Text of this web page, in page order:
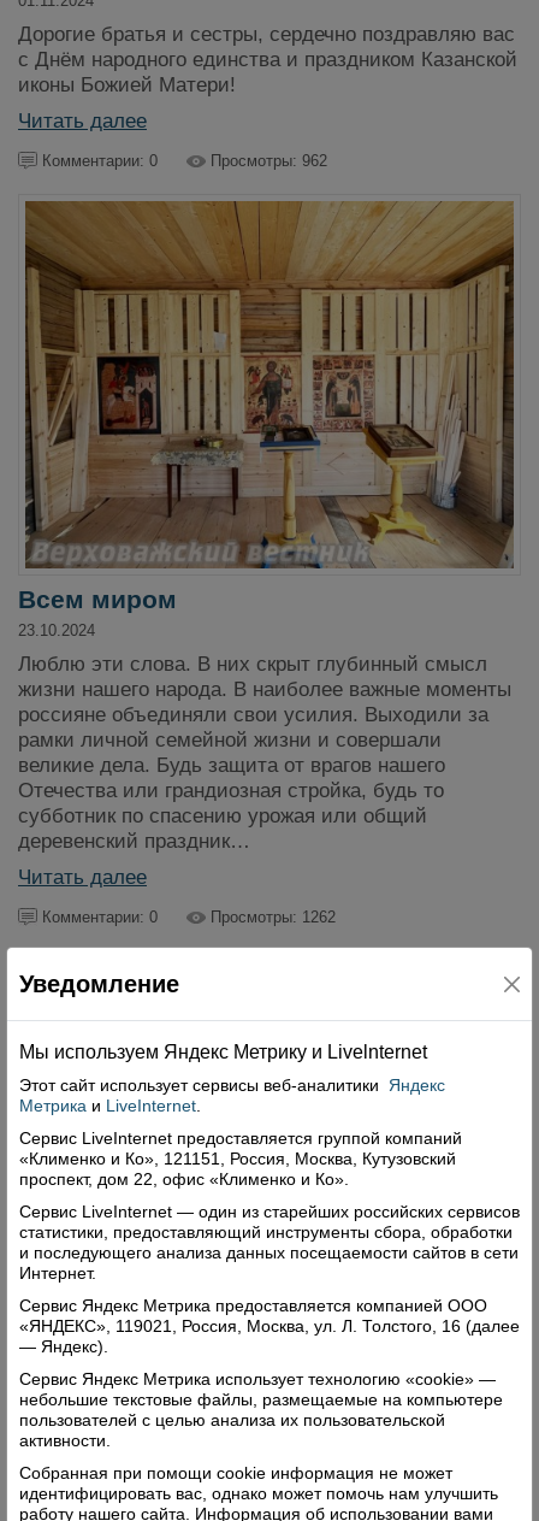
Дорогие братья и сестры, сердечно поздравляю вас
с Днём народного единства и праздником Казанской
иконы Божией Матери!
Читать далее
Комментарии: 0 Просмотры: 962
Всем миром
23.10.2024
Люблю эти слова. В них скрыт глубинный смысл
жизни нашего народа. В наиболее важные моменты
россияне объединяли свои усилия. Выходили за
рамки личной семейной жизни и совершали
великие дела. Будь защита от врагов нашего
Отечества или грандиозная стройка, будь то
субботник по спасению урожая или общий
деревенский праздник…
Читать далее
Комментарии: 0 Просмотры: 1262
Будет духовная жизнь, и всё
наладится
04.10.2024
Я была гостьей научно-краеведческой конференции
под названием «Мечта о новом мире, Новой
Деревне и новой России», которая проходила в
Верховажье в здании районной детской библиотеки.
Дмитриевичем Холоповым – философом, бывшим
военным, уроженцем нашего района. Участниками
Уведомление
Мы используем Яндекс Метрику и Livelnternet
Этот сайт использует сервисы веб-аналитики
Яндекс
Метрика и LiveInternet
Сервис LiveInternet предоставляется группой компаний
«Клименко и Ко», 121151, Россия, Москва, Кутузовский
проспект, дом 22, офис «Клименко и Ко».
Сервис LiveInternet — один из старейших российских сервисов
статистики, предоставляющий инструменты сбора, обработки
и последующего анализа данных посещаемости сайтов в сети
Интернет.
Сервис Яндекс Метрика предоставляется компанией ООО
«ЯНДЕКС», 119021, Россия, Москва, ул. Л. Толстого, 16 (далее
— Яндекс).
Сервис Яндекс Метрика использует технологию «cookie» —
небольшие текстовые файлы, размещаемые на компьютере
пользователей с целью анализа их пользовательской
активности.
Собранная при помощи cookie информация не может
идентифицировать вас, однако может помочь нам улучшить
работу нашего сайта. Информация об использовании вами